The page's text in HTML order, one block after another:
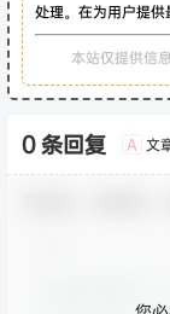
处理。在为用户提供
本站仅提供信
0 条回复 A 文